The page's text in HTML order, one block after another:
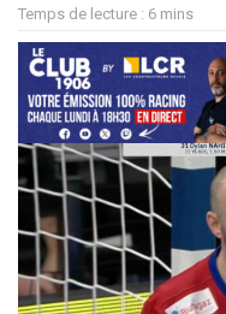
Temps de lecture : 6 mins